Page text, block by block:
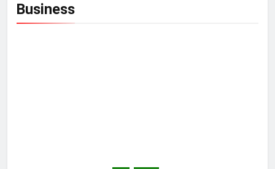
Business